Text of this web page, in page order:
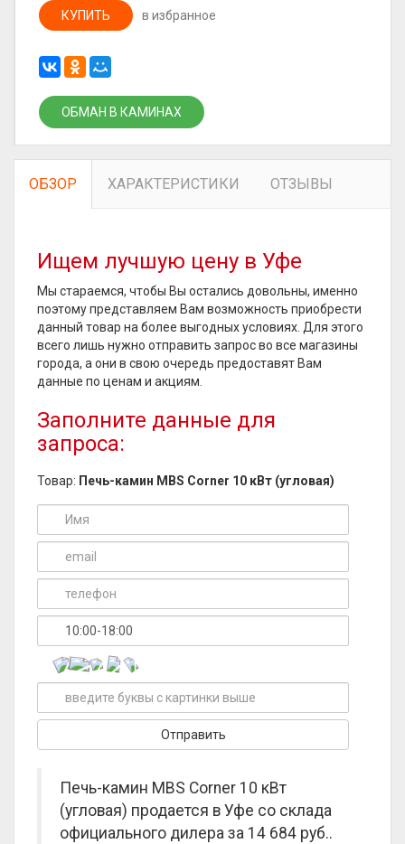
КУПИТЬ в избранное
ОБМАН В КАМИНАХ
ОБЗОР ХАРАКТЕРИСТИКИ ОТЗЫВЫ
Ищем лучшую цену в Уфе
Мы стараемся, чтобы Вы остались довольны, именно
поэтому представляем Вам возможность приобрести
данный товар на более выгодных условиях. Для этого
всего лишь нужно отправить запрос во все магазины
города, а они в свою очередь предоставят Вам
данные по ценам и акциям.
Заполните данные для
запроса:
Товар: Печь-камин MBS Corner 10 кВт (угловая)
Печь-камин MBS Corner 10 кВт
(угловая) продается в Уфе со склада
официального дилера за 14 684 руб..